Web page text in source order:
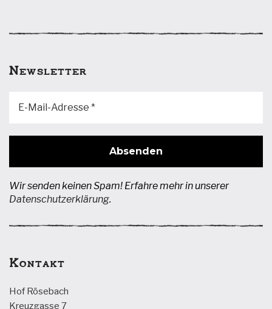
auf
Newsletter
Wir senden keinen Spam! Erfahre mehr in unserer
Datenschutzerklärung.
Kontakt
Hof Rösebach
Kreuzgasse 7